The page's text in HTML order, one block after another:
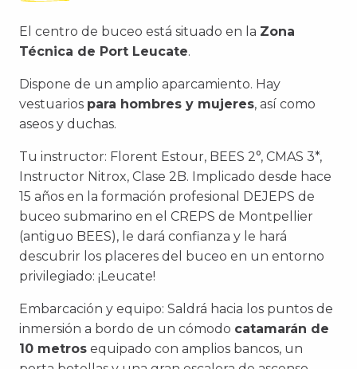
El centro de buceo está situado en la Zona
Técnica de Port Leucate.
Dispone de un amplio aparcamiento. Hay
vestuarios para hombres y mujeres, así como
aseos y duchas.
Tu instructor: Florent Estour, BEES 2°, CMAS 3*,
Instructor Nitrox, Clase 2B. Implicado desde hace
15 años en la formación profesional DEJEPS de
buceo submarino en el CREPS de Montpellier
(antiguo BEES), le dará confianza y le hará
descubrir los placeres del buceo en un entorno
privilegiado: ¡Leucate!
Embarcación y equipo: Saldrá hacia los puntos de
inmersión a bordo de un cómodo catamarán de
10 metros equipado con amplios bancos, un